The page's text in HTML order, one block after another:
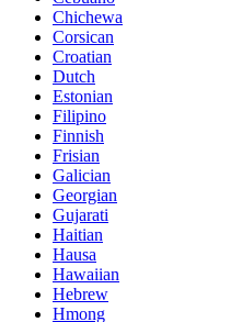
Chichewa
Corsican
Croatian
Dutch
Estonian
Filipino
Finnish
Frisian
Galician
Georgian
Gujarati
Haitian
Hausa
Hawaiian
Hebrew
Hmong